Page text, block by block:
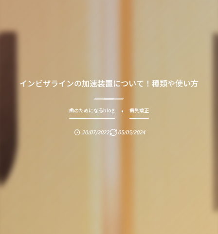
インビザラインの加速装置について！種類や使い方
歯のためになるblog 歯列矯正
20/07/2022 05/05/2024